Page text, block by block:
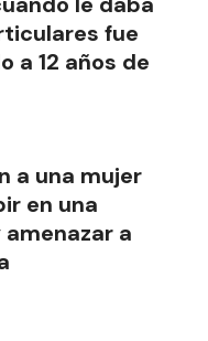
fue
a 12 años de
a una mujer
en una
a